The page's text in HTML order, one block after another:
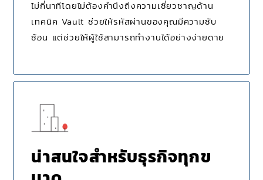
ไม่กี่นาทีโดยไม่ต้องคำนึงถึงความเชี่ยวชาญด้าน
เทคนิค Vault ช่วยให้รหัสผ่านของคุณมีความซับ
ซ้อน แต่ช่วยให้ผู้ใช้สามารถทำงานได้อย่างง่ายดาย
น่าสนใจสำหรับธุรกิจทุกข